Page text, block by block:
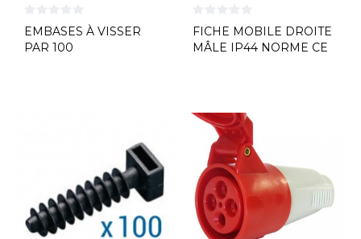
EMBASES À VISSER
PAR 100
FICHE MOBILE DROITE
MÂLE IP44 NORME CE